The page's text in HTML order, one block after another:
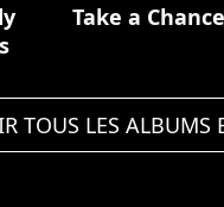
Take a Chance
TOUS LES ALBUMS